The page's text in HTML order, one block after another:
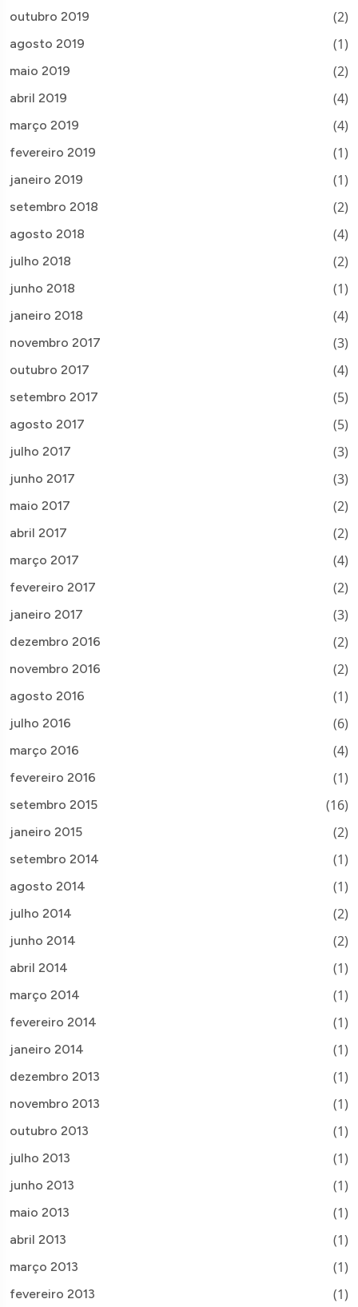
outubro 2019 (2)
agosto 2019 (1)
maio 2019 (2)
abril 2019 (4)
março 2019 (4)
fevereiro 2019 (1)
janeiro 2019 (1)
setembro 2018 (2)
agosto 2018 (4)
julho 2018 (2)
junho 2018 (1)
janeiro 2018 (4)
novembro 2017 (3)
outubro 2017 (4)
setembro 2017 (5)
agosto 2017 (5)
julho 2017 (3)
junho 2017 (3)
maio 2017 (2)
abril 2017 (2)
março 2017 (4)
fevereiro 2017 (2)
janeiro 2017 (3)
dezembro 2016 (2)
novembro 2016 (2)
agosto 2016 (1)
julho 2016 (6)
março 2016 (4)
fevereiro 2016 (1)
setembro 2015 (16)
janeiro 2015 (2)
setembro 2014 (1)
agosto 2014 (1)
julho 2014 (2)
junho 2014 (2)
abril 2014 (1)
março 2014 (1)
fevereiro 2014 (1)
janeiro 2014 (1)
dezembro 2013 (1)
novembro 2013 (1)
outubro 2013 (1)
julho 2013 (1)
junho 2013 (1)
maio 2013 (1)
abril 2013 (1)
março 2013 (1)
fevereiro 2013 (1)